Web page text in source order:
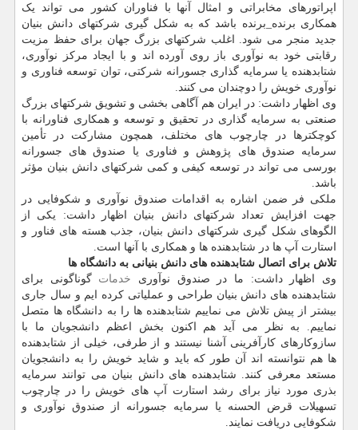
اپراتورهای مخابراتی و امثال آنها با فناوران کشور می تواند یک
همکاری برنده_برنده باشد که به شکل گیری شرکتهای دانش بنیان
جدید منجر می شود. اغلب شرکتهای بزرگ جهان برای حفظ مزیت
رقابتی خود به نوآوری باز روی آورده اند و با ایجاد مرکز نوآوری،
شتابدهنده یا سرمایه گذاری جسورانه شرکتی، توان توسعه فناوری و
نوآوری خویش را دوچندان می کنند.
وی اظهار داشت: در ایران هم آگاهی بخشی و تشویق شرکتهای بزرگ
صنعتی به سرمایه گذاری در تحقیق و توسعه و همکاری فناورانه با
کوچکترها در چارچوب های مختلف، همچون مشارکت در تأمین
سرمایه صندوق های پژوهش و فناوری یا صندوق های جسورانه
بورسی می تواند در توسعه کیفی و کمی شرکتهای دانش بنیان مؤثر
باشد.
ملکی فر ضمن اشاره به اقدامات صندوق نوآوری و شکوفایی در
جهت افزایش تعداد شرکتهای دانش بنیان اظهار داشت: یکی از
الگوهای شکل گیری شرکتهای دانش بنیان، جذب هسته های فناور و
استارت آپ ها در شتابدهنده ها و همکاری با آنها است.
تلاش برای اتصال شتابدهنده های دانش بنیانی به دانشگاه ها
وی اظهار داشت: ما در صندوق نوآوری خدمات گوناگونی برای
شتابدهنده های دانش بنیان طراحی و عملیاتی کرده ایم و سال جاری
بیشتر از پیش تلاش می نماییم شتابدهنده ها را به دانشگاه ها متصل
نماییم. به نظر می آید هم اکنون بخش اعظم دانشجویان ما با
سازوکارهای کارآفرینی آشنا نیستند و از طرفی، خیلی از شتابدهنده
ها هم نتوانسته اند آن طور که باید و شاید خویش را به دانشجویان
مستعد معرفی کنند. شتابدهنده های دانش بنیان می توانند سرمایه
بذری مورد نیاز برای رشد استارت آپ های خویش را در چارچوب
تسهیلات قرض الحسنه یا سرمایه جسورانه از صندوق نوآوری و
شکوفایی دریافت نمایند.